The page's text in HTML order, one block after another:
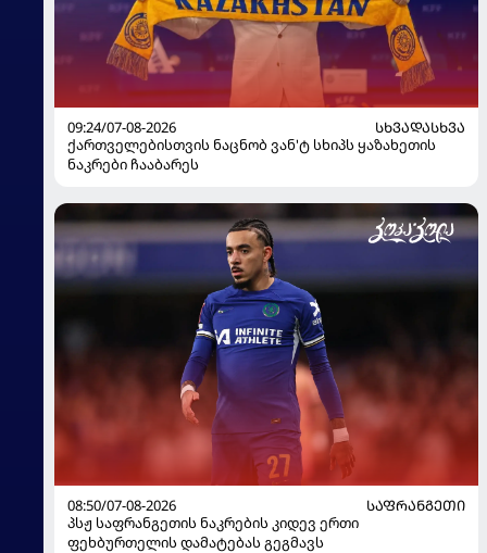
09:24/07-08-2026
ᲡᲮᲕᲐᲓᲐᲡᲮᲕᲐ
ქართველებისთვის ნაცნობ ვან'ტ სხიპს ყაზახეთის
ნაკრები ჩააბარეს
08:50/07-08-2026
ᲡᲐᲤᲠᲐᲜᲒᲔᲗᲘ
პსჟ საფრანგეთის ნაკრების კიდევ ერთი
ფეხბურთელის დამატებას გეგმავს